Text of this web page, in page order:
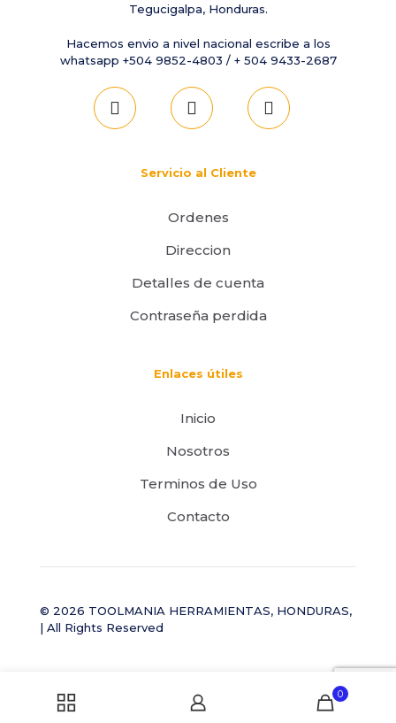
Tegucigalpa, Honduras.
Hacemos envio a nivel nacional escribe a los
whatsapp +504 9852-4803 / + 504 9433-2687
Servicio al Cliente
Ordenes
Direccion
Detalles de cuenta
Contraseña perdida
Enlaces útiles
Inicio
Nosotros
Terminos de Uso
Contacto
© 2026 TOOLMANIA HERRAMIENTAS, HONDURAS,
| All Rights Reserved
0